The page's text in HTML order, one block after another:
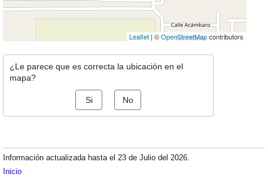
Leaflet | ©OpenStreetMapcontributors
¿Le parece que es correcta la ubicación en el
mapa?
Si No
Información actualizada hasta el 23 de Julio del 2026.
Inicio